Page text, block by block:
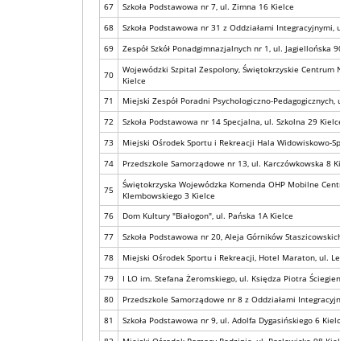
67
Szkoła Podstawowa nr 7, ul. Zimna 16 Kielce
68
Szkoła Podstawowa nr 31 z Oddziałami Integracyjnymi,
69
Zespół Szkół Ponadgimnazjalnych nr 1, ul. Jagiellońska
70
Wojewódzki Szpital Zespolony, Świętokrzyskie
Kielce
71 Miejski Zespół Poradni Psychologiczno-
72
Szkoła Podstawowa nr 14 Specjalna, ul. Szkolna 29
73
Miejski Ośrodek Sportu i Rekreacji Hala Widowiskowo-
74
Przedszkole Samorządowe nr 13, ul. Karczówkowska 8
75
Świętokrzyska Wojewódzka Komenda OHP Mobilne
Klembowskiego 3 Kielce
76 Dom Kultury "Białogon", ul. Pańska 1A Kielce
77
Szkoła Podstawowa nr 20, Aleja Górników
78
Miejski Ośrodek Sportu i Rekreacji, Hotel Maraton, ul.
79
I LO im. Stefana Żeromskiego, ul. Księdza Piotra
80
Przedszkole Samorządowe nr 8 z Oddziałami
81
Szkoła Podstawowa nr 9, ul. Adolfa Dygasińskiego 6